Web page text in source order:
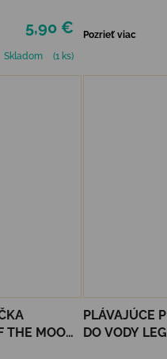
5,90 €
Skladom
(1 ks)
Pozrieť viac
THE MOON
PLÁVAJÚCE
DO VODY